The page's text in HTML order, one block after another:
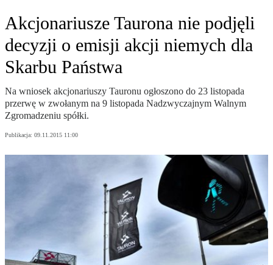
Akcjonariusze Taurona nie podjęli
decyzji o emisji akcji niemych dla
Skarbu Państwa
Na wniosek akcjonariuszy Tauronu ogłoszono do 23 listopada
przerwę w zwołanym na 9 listopada Nadzwyczajnym Walnym
Zgromadzeniu spółki.
Publikacja: 09.11.2015 11:00